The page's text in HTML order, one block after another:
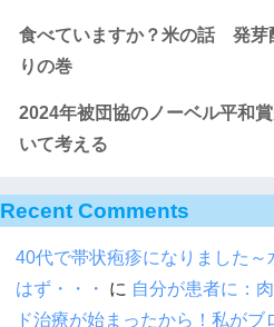
食べていますか？米の話 発芽
りの巻
2024年被団協のノーベル平和
いて考える
Recent Comments
40代で帯状疱疹になりました
はず・・・
に 自分が患者に：
ド治療が始まったから！私が